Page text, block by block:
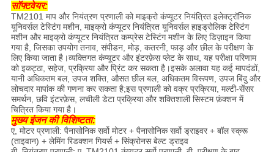
सॉफ्टवेयर:
TM2101 माप और नियंत्रण प्रणाली को माइक्रो कंप्यूटर नियंत्रित इलेक्ट्रॉनिक
यूनिवर्सल टेस्टिंग मशीन, माइक्रो कंप्यूटर नियंत्रित यूनिवर्सल हाइड्रोलिक टेस्टिंग
मशीन और माइक्रो कंप्यूटर नियंत्रित कम्प्रेस टेस्टिंग मशीन के लिए डिज़ाइन किया
गया है, जिसका उपयोग तनाव, संपीडन, मोड़, कतरनी, फाड़ और छील के परीक्षण के
लिए किया जाता है।व्यक्तिगत कंप्यूटर और इंटरफ़ेस प्लेट के साथ, यह परीक्षा परिणाम
को इकट्ठा, सहेज, प्रक्रिया और प्रिंट कर सकता है।इसके अलावा यह कई मापदंडों,
यानी अधिकतम बल, उपज शक्ति, औसत छील बल, अधिकतम विरूपण, उपज बिंदु और
लोचदार मापांक की गणना कर सकता है;इस प्रणाली को वक्र प्रक्रिया, मल्टी-सेंसर
समर्थन, छवि इंटरफ़ेस, लचीली डेटा प्रक्रिया और शक्तिशाली सिस्टम फ़ंक्शन में
चित्रित किया गया है।
मुख्य इंजन की विशिष्टता:
ए, मोटर प्रणाली: पैनासोनिक सर्वो मोटर + पैनासोनिक सर्वो ड्राइवर + बॉल स्क्रू
(ताइवान) + लेमिंग रिडक्शन गियर्स + सिंक्रोनस बेल्ट ड्राइव